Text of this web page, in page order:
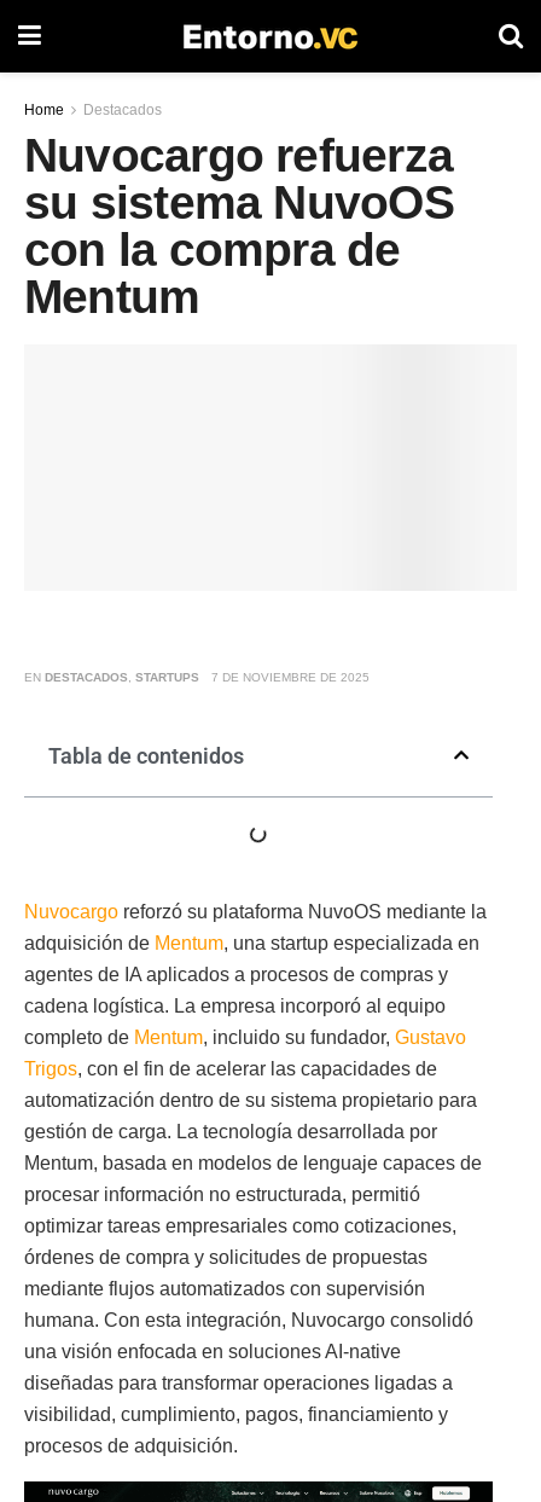
Home Destacados
Nuvocargo refuerza
su sistema NuvoOS
con la compra de
Mentum
EN DESTACADOS STARTUPS 7 DE NOVIEMBRE DE 2025
Tabla de contenidos
Nuvocargo reforzó su plataforma NuvoOS mediante la
adquisición de Mentum, una startup especializada en
agentes de IA aplicados a procesos de compras y
cadena logística. La empresa incorporó al equipo
completo de Mentum, incluido su fundador, Gustavo
Trigos, con el fin de acelerar las capacidades de
automatización dentro de su sistema propietario para
gestión de carga. La tecnología desarrollada por
Mentum, basada en modelos de lenguaje capaces de
procesar información no estructurada, permitió
optimizar tareas empresariales como cotizaciones,
órdenes de compra y solicitudes de propuestas
mediante flujos automatizados con supervisión
humana. Con esta integración, Nuvocargo consolidó
una visión enfocada en soluciones AI-native
diseñadas para transformar operaciones ligadas a
visibilidad, cumplimiento, pagos, financiamiento y
procesos de adquisición.